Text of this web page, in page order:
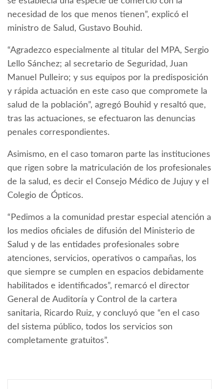
necesidad de los que menos tienen”, explicó el
ministro de Salud, Gustavo Bouhid.
“Agradezco especialmente al titular del MPA, Sergio
Lello Sánchez; al secretario de Seguridad, Juan
Manuel Pulleiro; y sus equipos por la predisposición
y rápida actuación en este caso que compromete la
salud de la población”, agregó Bouhid y resaltó que,
tras las actuaciones, se efectuaron las denuncias
penales correspondientes.
Asimismo, en el caso tomaron parte las instituciones
que rigen sobre la matriculación de los profesionales
de la salud, es decir el Consejo Médico de Jujuy y el
Colegio de Ópticos.
“Pedimos a la comunidad prestar especial atención a
los medios oficiales de difusión del Ministerio de
Salud y de las entidades profesionales sobre
atenciones, servicios, operativos o campañas, los
que siempre se cumplen en espacios debidamente
habilitados e identificados”, remarcó el director
General de Auditoría y Control de la cartera
sanitaria, Ricardo Ruiz, y concluyó que “en el caso
del sistema público, todos los servicios son
completamente gratuitos”.